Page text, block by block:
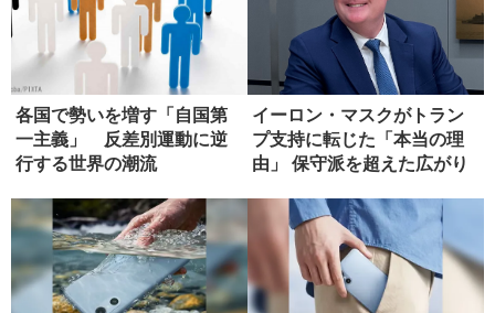
各国で勢いを増す「自国第
一主義」 反差別運動に逆
行する世界の潮流
イーロン・マスクがトラン
プ支持に転じた「本当の理
由」 保守派を超えた広がり